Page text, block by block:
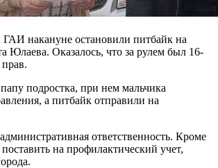
накануне остановили питбайк на
Юлаева. Оказалось, что за рулем был 16-
подростка, при нем мальчика
а питбайк отправили на
ответственность. Кроме
на профилактический учет,